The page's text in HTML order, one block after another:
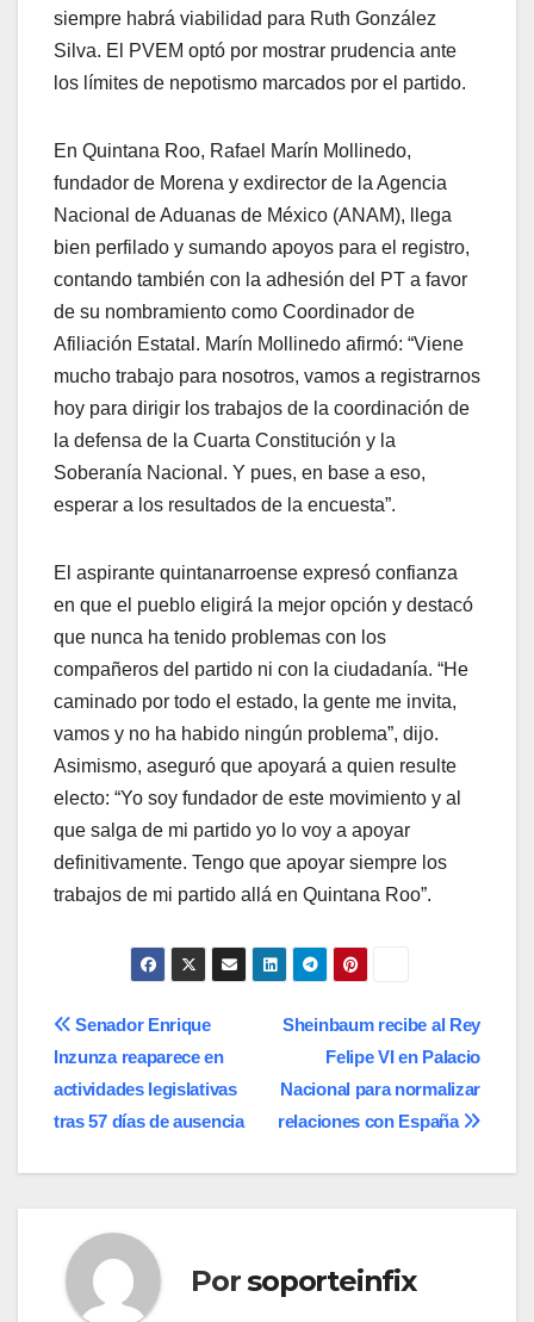
siempre habrá viabilidad para Ruth González
Silva. El PVEM optó por mostrar prudencia ante
los límites de nepotismo marcados por el partido.
En Quintana Roo, Rafael Marín Mollinedo,
fundador de Morena y exdirector de la Agencia
Nacional de Aduanas de México (ANAM), llega
bien perfilado y sumando apoyos para el registro,
contando también con la adhesión del PT a favor
de su nombramiento como Coordinador de
Afiliación Estatal. Marín Mollinedo afirmó: “Viene
mucho trabajo para nosotros, vamos a registrarnos
hoy para dirigir los trabajos de la coordinación de
la defensa de la Cuarta Constitución y la
Soberanía Nacional. Y pues, en base a eso,
esperar a los resultados de la encuesta”.
El aspirante quintanarroense expresó confianza
en que el pueblo eligirá la mejor opción y destacó
que nunca ha tenido problemas con los
compañeros del partido ni con la ciudadanía. “He
caminado por todo el estado, la gente me invita,
vamos y no ha habido ningún problema”, dijo.
Asimismo, aseguró que apoyará a quien resulte
electo: “Yo soy fundador de este movimiento y al
que salga de mi partido yo lo voy a apoyar
definitivamente. Tengo que apoyar siempre los
trabajos de mi partido allá en Quintana Roo”.
Navegación
de
entradas
Sheinbaum recibe al Rey
Felipe VI en Palacio
Nacional para normalizar
relaciones con España
Senador Enrique
Inzunza reaparece en
actividades legislativas
tras 57 días de ausencia
Porsoporteinfix